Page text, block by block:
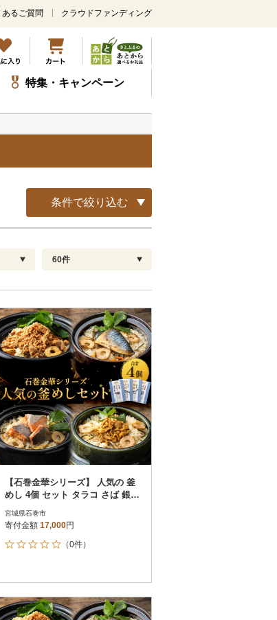
メ
ン
コ
ン
テ
ツ
ッ
あるご質問 クラウドファンディング
特集・キャンペーン
条件で絞り込む
配送指定 解除
お届け日時指定可
お届け時間帯指定可
発送される月指定可
その他 解除
さとふる限定のお礼品
定期便
さとふるアプリdeワンストップ申請
対象
60件
60
90
120
【石巻金華シリーズ】 人気の 釜
めし 4個 セット タラコ さば 銀鮭
ほや 宮城県 石巻 釜飯の素
宮城県石巻市
寄付金額 17,000円
（0件）